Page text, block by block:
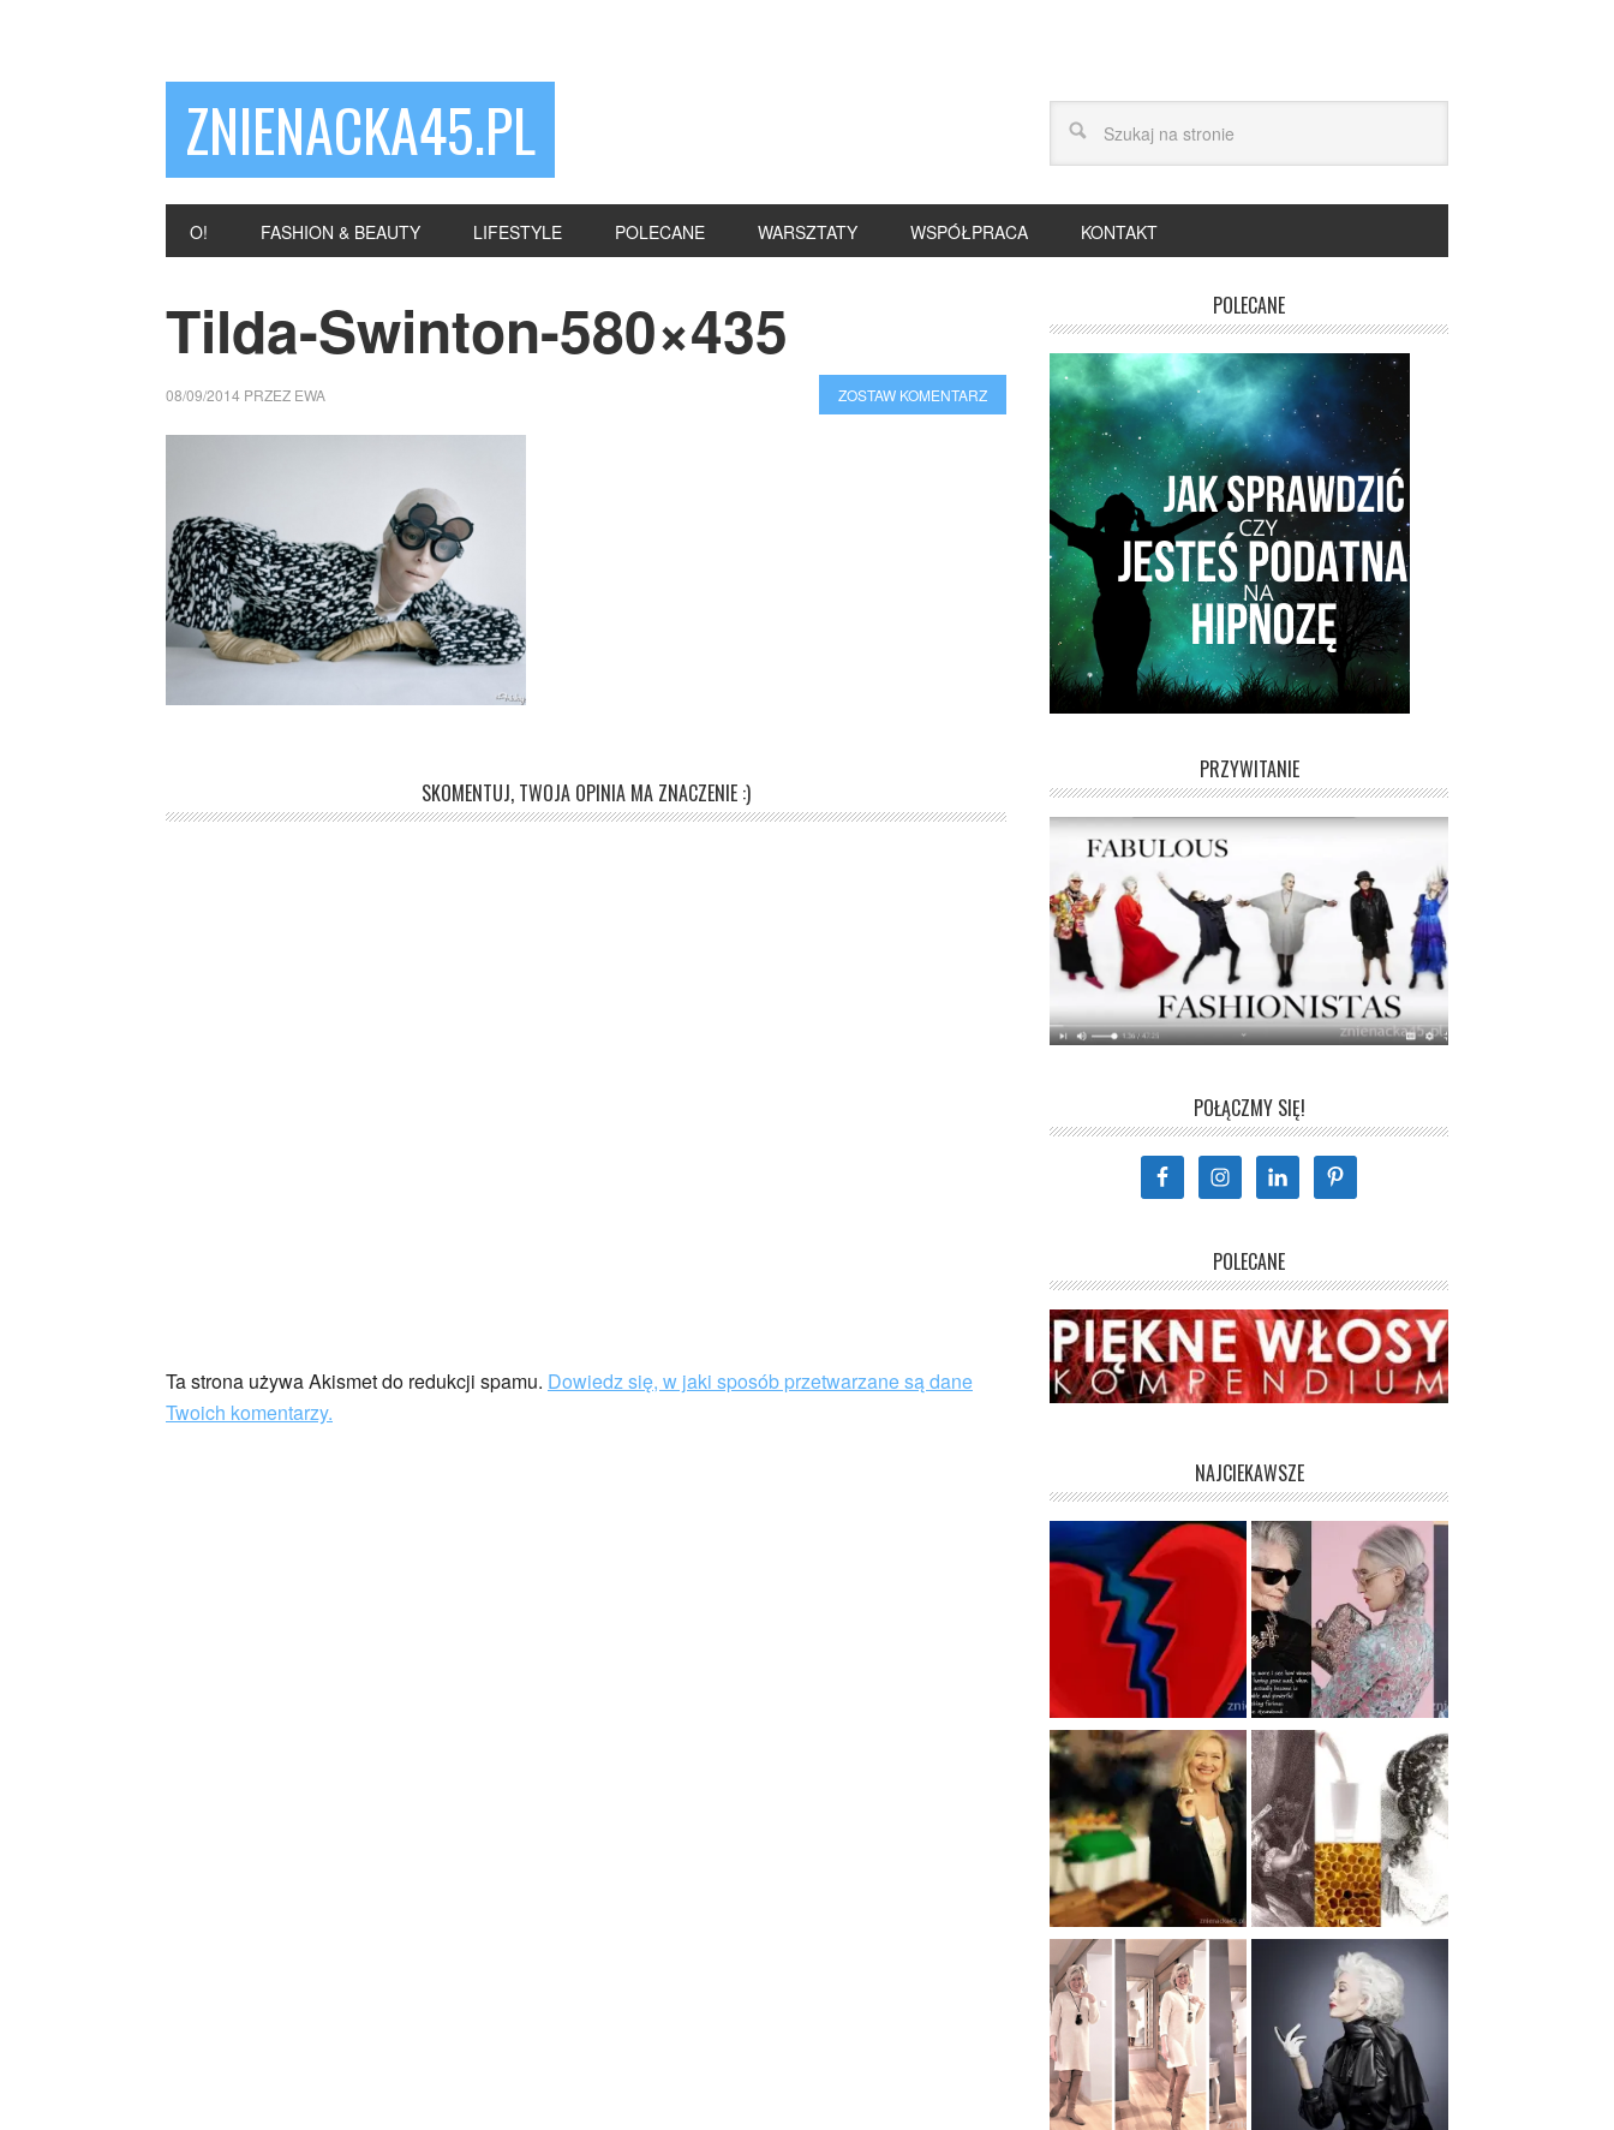
ZNIENACKA45.PL
O! FASHION & BEAUTY LIFESTYLE POLECANE WARSZTATY WSPÓŁPRACA KONTAKT
Tilda-Swinton-580×435
08/09/2014 PRZEZ EWA ZOSTAW KOMENTARZ
SKOMENTUJ, TWOJA OPINIA MA ZNACZENIE :)
Ta strona używa Akismet do redukcji spamu. Dowiedz się, w jaki sposób przetwarzane są dane
Twoich komentarzy.
POLECANE
PRZYWITANIE
POŁĄCZMY SIĘ!
POLECANE
NAJCIEKAWSZE